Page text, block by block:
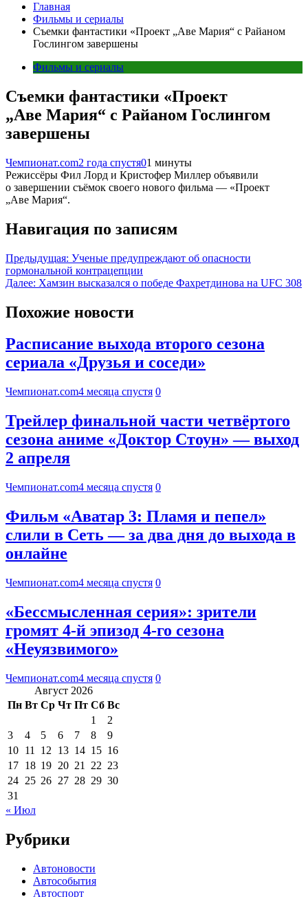
Главная
Фильмы и сериалы
Съемки фантастики «Проект „Аве Мария“ с Райаном
Гослингом завершены
Фильмы и сериалы
Съемки фантастики «Проект
„Аве Мария“ с Райаном Гослингом
завершены
Чемпионат.com2 года спустя01 минуты
Режиссёры Фил Лорд и Кристофер Миллер объявили
о завершении съёмок своего нового фильма — «Проект
„Аве Мария“.
Навигация по записям
Предыдущая: Ученые предупреждают об опасности
гормональной контрацепции
Далее: Хамзин высказался о победе Фахретдинова на UFC 308
Похожие новости
Расписание выхода второго сезона
сериала «Друзья и соседи»
Чемпионат.com4 месяца спустя 0
Трейлер финальной части четвёртого
сезона аниме «Доктор Стоун» — выход
2 апреля
Чемпионат.com4 месяца спустя 0
Фильм «Аватар 3: Пламя и пепел»
слили в Сеть — за два дня до выхода в
онлайне
Чемпионат.com4 месяца спустя 0
«Бессмысленная серия»: зрители
громят 4-й эпизод 4-го сезона
«Неуязвимого»
Чемпионат.com4 месяца спустя 0
Август 2026
Пн Вт Ср Чт Пт Сб Вс
1
2
3
4 5 6 7 8
9
10 11 12 13 14 15 16
17 18 19 20 21 22 23
24 25 26 27 28 29 30
31
« Июл
Рубрики
Автоновости
Автособытия
Автоспорт